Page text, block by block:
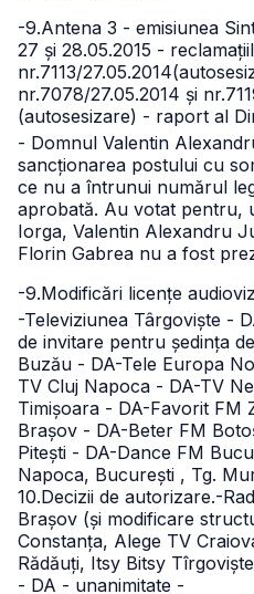
-9.Antena 3 - emisiunea
27 și 28.05.2015 -
nr.7113/
nr.7078/27.05.2014 și
(autosesizare) - raport al
- Domnul Valentin
sancționarea postului cu
ce nu a întrunui numărul
aprobată. Au votat pentru,
Iorga, Valentin Alexandru
Florin Gabrea nu a fost
-9.Modificări licențe
-Televiziunea Târgoviște -
de invitare pentru ședința
Buzău - DA-Tele Europa
TV Cluj Napoca - DA-TV
Timișoara - DA-Favorit FM
Brașov - DA-Beter FM
Pitești - DA-Dance FM
Napoca, București , Tg.
10.Decizii de autorizare.-
Brașov (și modificare
Constanța, Alege TV
Rădăuți, Itsy Bitsy
- DA - unanimitate -